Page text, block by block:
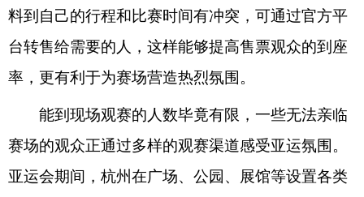
料到自己的行程和比赛时间有冲突，可通过官方平
台转售给需要的人，这样能够提高售票观众的到座
率，更有利于为赛场营造热烈氛围。
能到现场观赛的人数毕竟有限，一些无法亲临
赛场的观众正通过多样的观赛渠道感受亚运氛围。
亚运会期间，杭州在广场、公园、展馆等设置各类